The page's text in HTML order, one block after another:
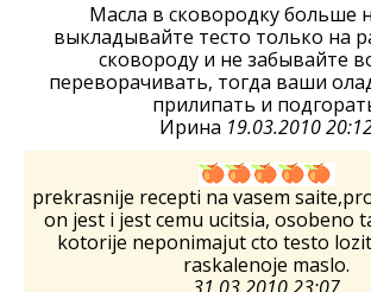
Масла в сковородку больше
выкладывайте тесто только на
сковороду и не забывайте
переворачивать, тогда ваши
прилипать и
Ирина 19.03.2010
prekrasnije recepti na vasem
on jest i jest cemu ucitsia, osobeno
kotorije neponimajut cto testo
raskalenoje maslo.